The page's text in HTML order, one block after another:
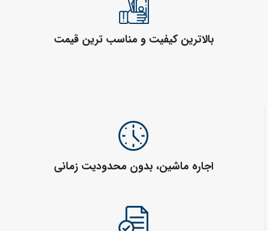
بالاترین کیفیت و مناسب ترین قیمت
اجاره ماشین، بدون محدودیت زمانی